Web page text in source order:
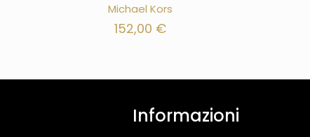
Michael Kors
152,00 €
Informazioni